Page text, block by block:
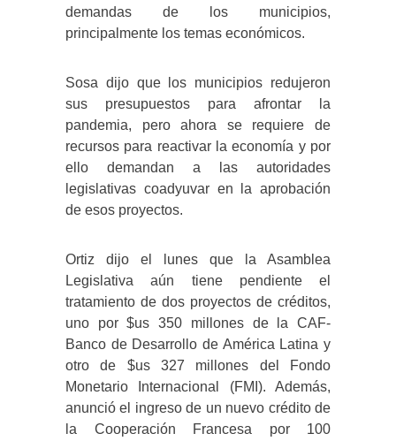
demandas de los municipios,
principalmente los temas económicos.
Sosa dijo que los municipios redujeron
sus presupuestos para afrontar la
pandemia, pero ahora se requiere de
recursos para reactivar la economía y por
ello demandan a las autoridades
legislativas coadyuvar en la aprobación
de esos proyectos.
Ortiz dijo el lunes que la Asamblea
Legislativa aún tiene pendiente el
tratamiento de dos proyectos de créditos,
uno por $us 350 millones de la CAF-
Banco de Desarrollo de América Latina y
otro de $us 327 millones del Fondo
Monetario Internacional (FMI). Además,
anunció el ingreso de un nuevo crédito de
la Cooperación Francesa por 100